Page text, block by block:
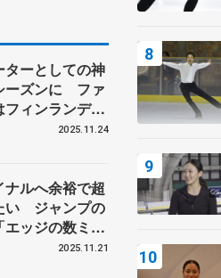
ーとしての神
ーズンに ファ
ィンランディ
（笑） 【GP
ィア杯一夜明
2025.11.24
ルへ余裕で超
い ジャンプの
ッジの数ミリ
6戦フィンラン
2025.11.21